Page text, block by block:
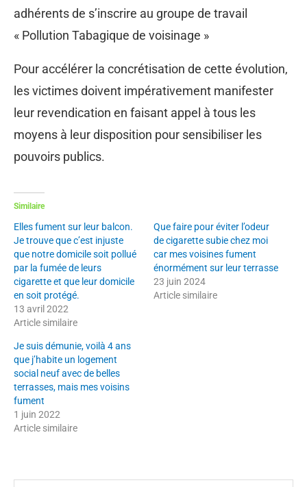
adhérents de s’inscrire au groupe de travail
« Pollution Tabagique de voisinage »
Pour accélérer la concrétisation de cette évolution,
les victimes doivent impérativement manifester
leur revendication en faisant appel à tous les
moyens à leur disposition pour sensibiliser les
pouvoirs publics.
Similaire
Elles fument sur leur balcon.
Je trouve que c’est injuste
que notre domicile soit pollué
par la fumée de leurs
cigarette et que leur domicile
en soit protégé.
13 avril 2022
Article similaire
Que faire pour éviter l’odeur
de cigarette subie chez moi
car mes voisines fument
énormément sur leur terrasse
23 juin 2024
Article similaire
Je suis démunie, voilà 4 ans
que j’habite un logement
social neuf avec de belles
terrasses, mais mes voisins
fument
1 juin 2022
Article similaire